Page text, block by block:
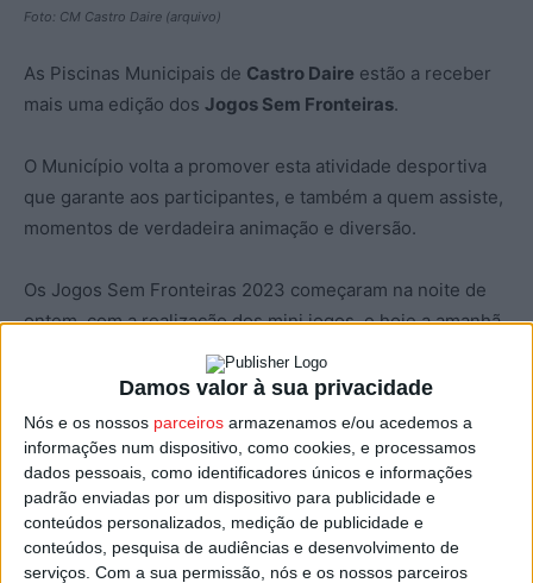
Damos valor à sua privacidade
Nós e os nossos parceiros armazenamos e/ou acedemos a
informações num dispositivo, como cookies, e processamos
dados pessoais, como identificadores únicos e informações
padrão enviadas por um dispositivo para publicidade e
conteúdos personalizados, medição de publicidade e
conteúdos, pesquisa de audiências e desenvolvimento de
serviços. Com a sua permissão, nós e os nossos parceiros
Foto: CM Castro Daire (arquivo)
As Piscinas Municipais de Castro Daire estão a receber
mais uma edição dos Jogos Sem Fronteiras.
O Município volta a promover esta atividade desportiva
que garante aos participantes, e também a quem assiste,
momentos de verdadeira animação e diversão.
Os Jogos Sem Fronteiras 2023 começaram na noite de
ontem, com a realização dos mini jogos, e hoje a amanhã
decorrem as eliminatórias que irão apurar as equipas
presentes na final agendada para sábado, dia 14.
Esta e outras notícias para ouvir na Estação Diária – 96.8
FM ou emwww.968.fm.
Pub